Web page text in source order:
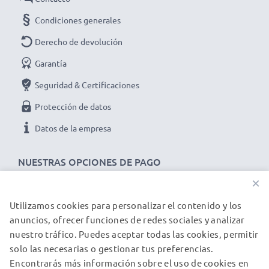
Baterías de hasta 1000mAh: ~ 2.5 horas
Baterías de hasta 2000mAh: ~ 5 horas
Baterías de hasta 3000mAh: ~ 7.5 horas
Cargador:
Input: DC 12V
Output: DC 1.2-8.4V 1000mA (Max.)
Cables de red:
Volumen de suministro:
1x cargador de batería subtel
1x cable de alimentación para tomas de corriente
NUESTRAS OPCIONES DE PAGO
Condiciones generales
Derecho de devolución
Garantía
Seguridad & Certificaciones
Protección de datos
Datos de la empresa
NUESTROS PARTNERS DE ENVÍO
© subtel.es 2026
Todos los precios incluyen IVA y excluyen los costos de envío.
×
Utilizamos cookies para personalizar el contenido y los
anuncios, ofrecer funciones de redes sociales y analizar
nuestro tráfico. Puedes aceptar todas las cookies, permitir
solo las necesarias o gestionar tus preferencias.
Encontrarás más información sobre el uso de cookies en